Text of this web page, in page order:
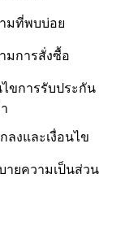
มที่พบบ่อย
มการสั่งซื้อ
ไขการรับประกัน
ลงและเงื่อนไข
ายความเป็นส่วน